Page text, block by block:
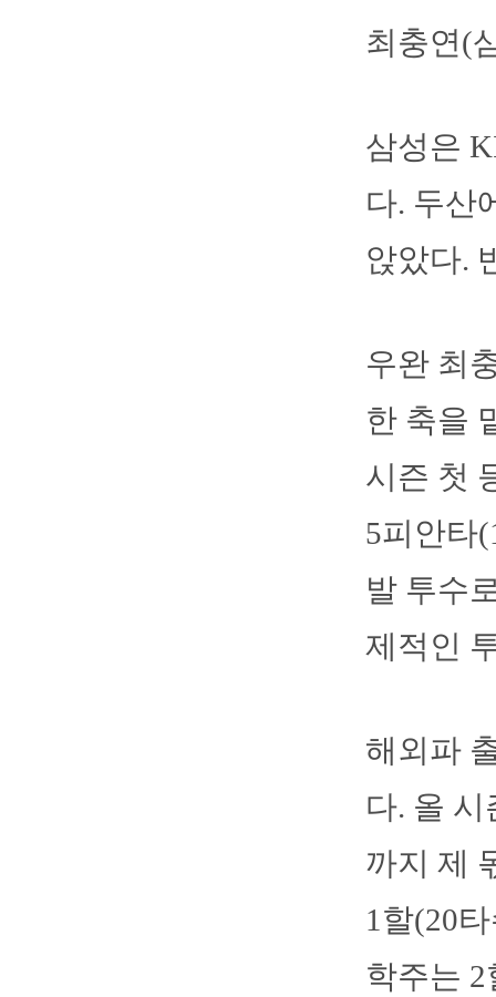
최충연(
삼성은
다. 두산
앉았다.
우완 최
한 축을
시즌 첫
5피안타
발 투수
제적인
해외파
다. 올
까지 제
1할(20
학주는